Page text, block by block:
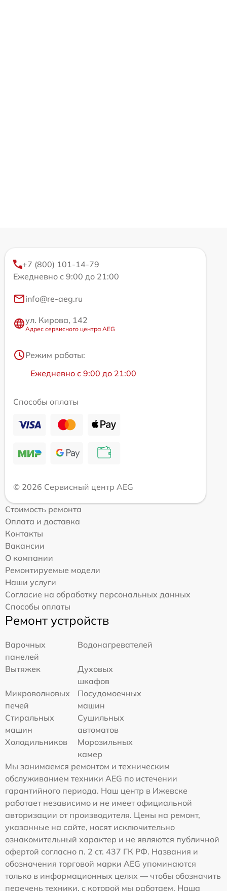
+7 (800) 101-14-79
Ежедневно с 9:00 до 21:00
info@re-aeg.ru
ул. Кирова, 142
Адрес сервисного центра AEG
Режим работы:
Ежедневно с 9:00 до 21:00
Способы оплаты
© 2026 Сервисный центр AEG
Стоимость ремонта
Оплата и доставка
Контакты
Вакансии
О компании
Ремонтируемые модели
Наши услуги
Согласие на обработку персональных данных
Способы оплаты
Ремонт устройств
Варочных
панелей
Водонагревателей
Вытяжек
Духовых
шкафов
Микроволновых
печей
Посудомоечных
машин
Стиральных
машин
Сушильных
автоматов
Холодильников
Морозильных
камер
Мы занимаемся ремонтом и техническим
обслуживанием техники AEG по истечении
гарантийного периода. Наш центр в Ижевске
работает независимо и не имеет официальной
авторизации от производителя. Цены на ремонт,
указанные на сайте, носят исключительно
ознакомительный характер и не являются публичной
офертой согласно п. 2 ст. 437 ГК РФ. Названия и
обозначения торговой марки AEG упоминаются
только в информационных целях — чтобы обозначить
перечень техники, с которой мы работаем. Наша